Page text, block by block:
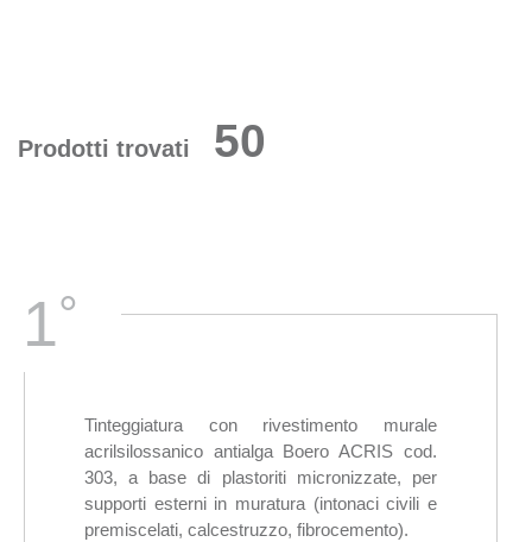
Prodotti trovati 50
1°
Tinteggiatura con rivestimento murale
acrilsilossanico antialga Boero ACRIS cod.
303, a base di plastoriti micronizzate, per
supporti esterni in muratura (intonaci civili e
premiscelati, calcestruzzo, fibrocemento).